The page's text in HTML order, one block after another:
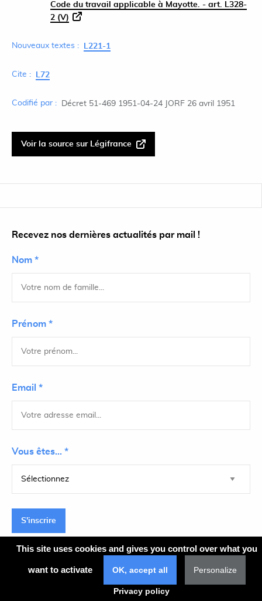
Code du travail applicable à Mayotte. - art. L328-
2 (V)
Nouveaux textes : L221-1
Cite : L72
Codifié par : Décret 51-469 1951-04-24 JORF 26 avril 1951
Voir la source sur Légifrance
Recevez nos dernières actualités par mail !
Nom *
Prénom *
Email *
Vous êtes... *
S'inscrire
This site uses cookies and gives you control over what you
want to activate OK, accept all Personalize
Privacy policy